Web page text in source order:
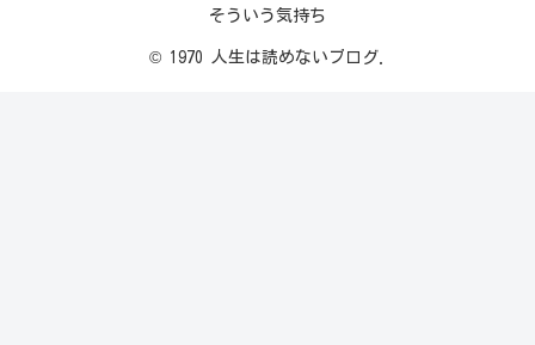
そういう気持ち
© 1970 人生は読めないブログ.